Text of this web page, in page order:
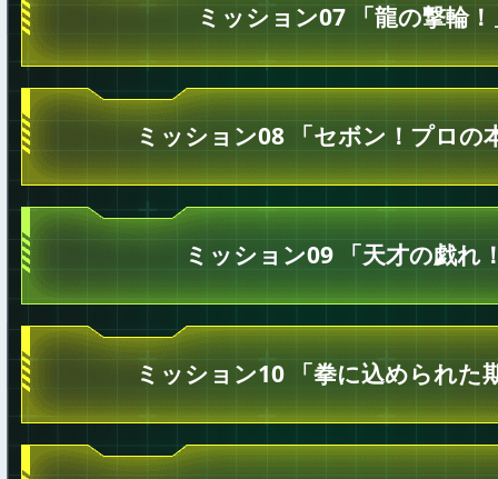
ミッション07 「龍の撃輪！
ミッション08 「セボン！プロの
ミッション09 「天才の戯れ
ミッション10 「拳に込められた